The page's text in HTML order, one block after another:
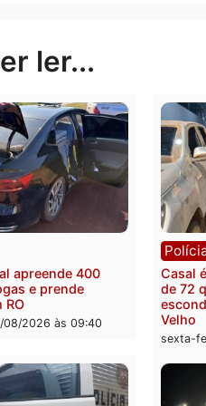
de execução
sob Bolsonaro:
de 6,5% em 2016.
Publicidade
ler...